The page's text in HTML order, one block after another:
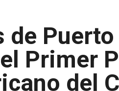
de
Primer
del